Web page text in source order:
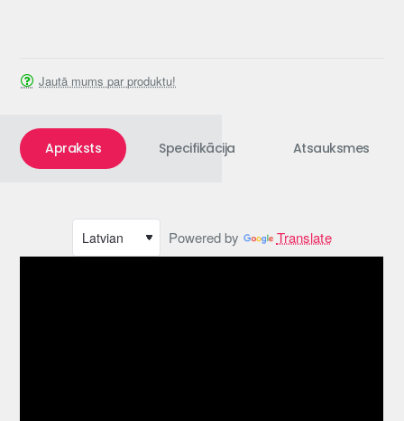
Jautā mums par produktu!
Apraksts Specifikācija Atsauksmes
Powered by Translate